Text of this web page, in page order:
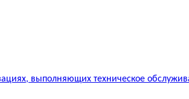
выполняющих техническое